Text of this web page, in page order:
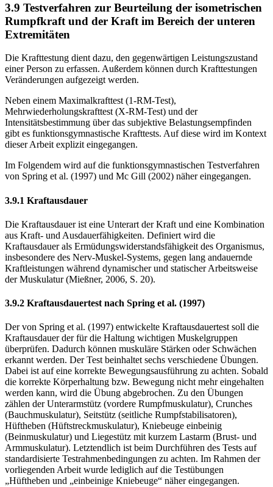
3.9 Testverfahren zur Beurteilung der isometrischen
Rumpfkraft und der Kraft im Bereich der unteren
Extremitäten
Die Krafttestung dient dazu, den gegenwärtigen Leistungszustand
einer Person zu erfassen. Außerdem können durch Krafttestungen
Veränderungen aufgezeigt werden.
Neben einem Maximalkrafttest (1-RM-Test),
Mehrwiederholungskrafttest (X-RM-Test) und der
Intensitätsbestimmung über das subjektive Belastungsempfinden
gibt es funktionsgymnastische Krafttests. Auf diese wird im Kontext
dieser Arbeit explizit eingegangen.
Im Folgendem wird auf die funktionsgymnastischen Testverfahren
von Spring et al. (1997) und Mc Gill (2002) näher eingegangen.
3.9.1 Kraftausdauer
Die Kraftausdauer ist eine Unterart der Kraft und eine Kombination
aus Kraft- und Ausdauerfähigkeiten. Definiert wird die
Kraftausdauer als Ermüdungswiderstandsfähigkeit des Organismus,
insbesondere des Nerv-Muskel-Systems, gegen lang andauernde
Kraftleistungen während dynamischer und statischer Arbeitsweise
der Muskulatur (Mießner, 2006, S. 20).
3.9.2 Kraftausdauertest nach Spring et al. (1997)
Der von Spring et al. (1997) entwickelte Kraftausdauertest soll die
Kraftausdauer der für die Haltung wichtigen Muskelgruppen
überprüfen. Dadurch können muskuläre Stärken oder Schwächen
erkannt werden. Der Test beinhaltet sechs verschiedene Übungen.
Dabei ist auf eine korrekte Bewegungsausführung zu achten. Sobald
die korrekte Körperhaltung bzw. Bewegung nicht mehr eingehalten
werden kann, wird die Übung abgebrochen. Zu den Übungen
zählen der Unterarmstütz (vordere Rumpfmuskulatur), Crunches
(Bauchmuskulatur), Seitstütz (seitliche Rumpfstabilisatoren),
Hüftheben (Hüftstreckmuskulatur), Kniebeuge einbeinig
(Beinmuskulatur) und Liegestütz mit kurzem Lastarm (Brust- und
Armmuskulatur). Letztendlich ist beim Durchführen des Tests auf
standardisierte Testrahmenbedingungen zu achten. Im Rahmen der
vorliegenden Arbeit wurde lediglich auf die Testübungen
„Hüftheben und „einbeinige Kniebeuge“ näher eingegangen.